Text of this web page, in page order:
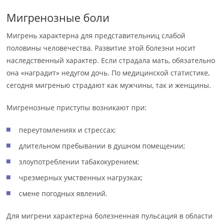
Мигренозные боли
Мигрень характерна для представительниц слабой
половины человечества. Развитие этой болезни носит
наследственный характер. Если страдала мать, обязательно
она «наградит» недугом дочь. По медицинской статистике,
сегодня мигренью страдают как мужчины, так и женщины.
Мигренозные приступы возникают при:
переутомлениях и стрессах;
длительном пребывании в душном помещении;
злоупотреблении табакокурением;
чрезмерных умственных нагрузках;
смене погодных явлений.
Для мигрени характерна болезненная пульсация в области